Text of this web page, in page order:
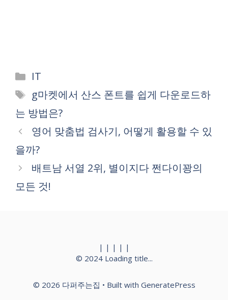
Categories
IT
Tags
g마켓에서 산스 폰트를 쉽게 다운로드하
는 방법은?
영어 맞춤법 검사기, 어떻게 활용할 수 있
을까?
배트남 서열 2위, 별이지다 쩐다이꽝의
모든 것!
| | | | |
© 2024 Loading title...
© 2026 다퍼주는집 • Built with GeneratePress